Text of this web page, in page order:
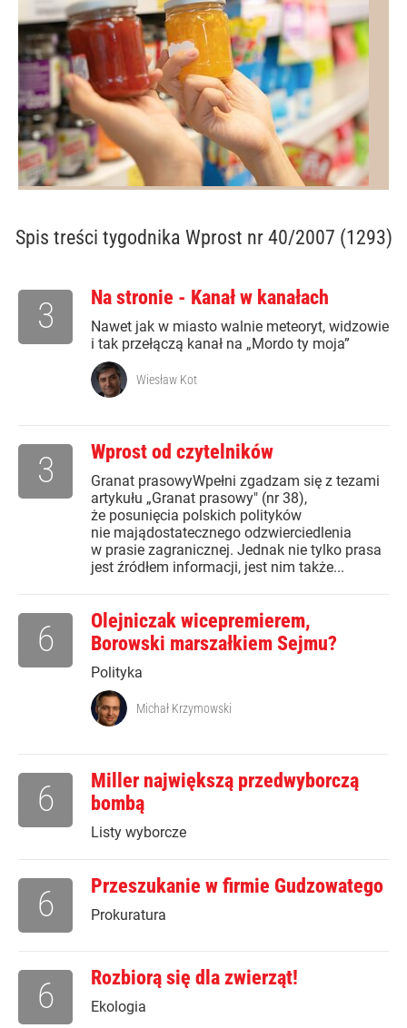
Spis treści tygodnika Wprost nr 40/2007 (1293)
Na stronie - Kanał w kanałach
Nawet jak w miasto walnie meteoryt, widzowie
i tak przełączą kanał na „Mordo ty moja”
3
Wiesław Kot
Wprost od czytelników
Granat prasowyWpełni zgadzam się z tezami
artykułu „Granat prasowy" (nr 38),
że posunięcia polskich polityków
nie majądostatecznego odzwierciedlenia
w prasie zagranicznej. Jednak nie tylko prasa
jest źródłem informacji, jest nim także...
3
Olejniczak wicepremierem,
Borowski marszałkiem Sejmu?
Polityka
6
Michał Krzymowski
Miller największą przedwyborczą
bombą
Listy wyborcze
6
Przeszukanie w firmie Gudzowatego
Prokuratura
6
Rozbiorą się dla zwierząt!
Ekologia
6